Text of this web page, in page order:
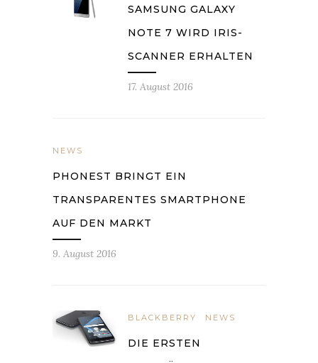
SAMSUNG GALAXY
NOTE 7 WIRD IRIS-
SCANNER ERHALTEN
17. August 2016
NEWS
PHONEST BRINGT EIN
TRANSPARENTES SMARTPHONE
AUF DEN MARKT
9. August 2016
BLACKBERRY NEWS
DIE ERSTEN